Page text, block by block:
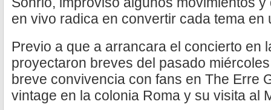
en vivo radica en convertir cada tema
Previo a que a arrancara el concierto en
proyectaron breves del pasado
breve convivencia con fans en The Erre
vintage en la colonia Roma y su visita al